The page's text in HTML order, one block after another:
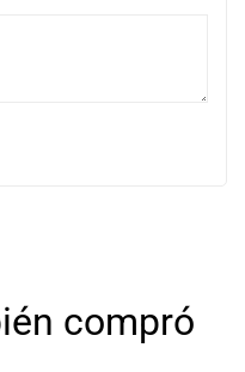
compró